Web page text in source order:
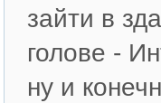
зайти в
голове -
ну и